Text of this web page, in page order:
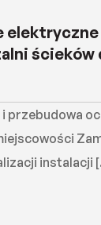
elektryczne
ścieków
i przebudowa
instalacji